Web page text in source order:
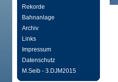
Rekorde
Bahnanlage
Archiv
Links
Impressum
Datenschutz
M.Seib - 3.DJM2015